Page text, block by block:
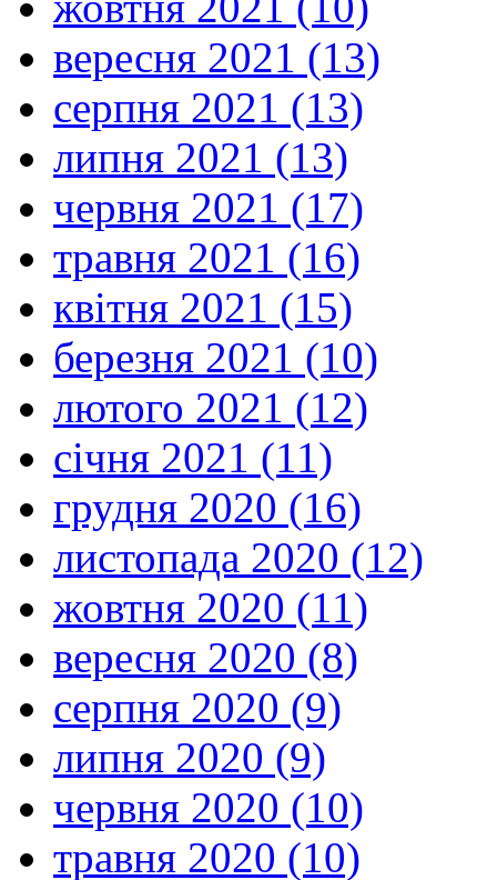
вересня 2021 (13)
серпня 2021 (13)
липня 2021 (13)
червня 2021 (17)
травня 2021 (16)
квітня 2021 (15)
березня 2021 (10)
лютого 2021 (12)
січня 2021 (11)
грудня 2020 (16)
листопада 2020 (12)
жовтня 2020 (11)
вересня 2020 (8)
серпня 2020 (9)
липня 2020 (9)
червня 2020 (10)
травня 2020 (10)